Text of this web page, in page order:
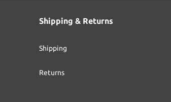
Shipping & Returns
Shipping
Returns